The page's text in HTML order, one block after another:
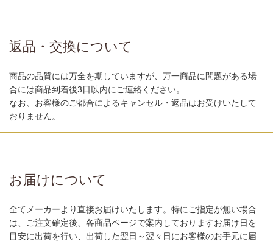
返品・交換について
商品の品質には万全を期していますが、万一商品に問題がある場
合には商品到着後3日以内にご連絡ください。
なお、お客様のご都合によるキャンセル・返品はお受けいたして
おりません。
お届けについて
全てメーカーより直接お届けいたします。特にご指定が無い場合
は、ご注文確定後、各商品ページで案内しておりますお届け日を
目安に出荷を行い、出荷した翌日～翌々日にお客様のお手元に届